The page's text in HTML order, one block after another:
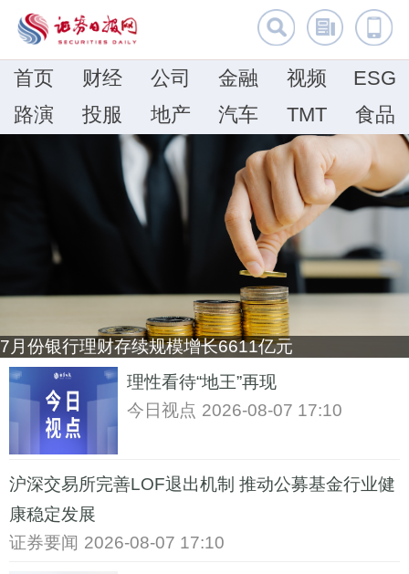
首页 财经 公司 金融 视频
ESG
路演
投服 地产 汽车 TMT 食品
7月份银行理财存续规模增长6611亿元
理性看待“地王”再现
今日视点 2026-08-07 17:10
沪深交易所完善LOF退出机制 推动公募基金行业健
康稳定发展
证券要闻 2026-08-07 17:10